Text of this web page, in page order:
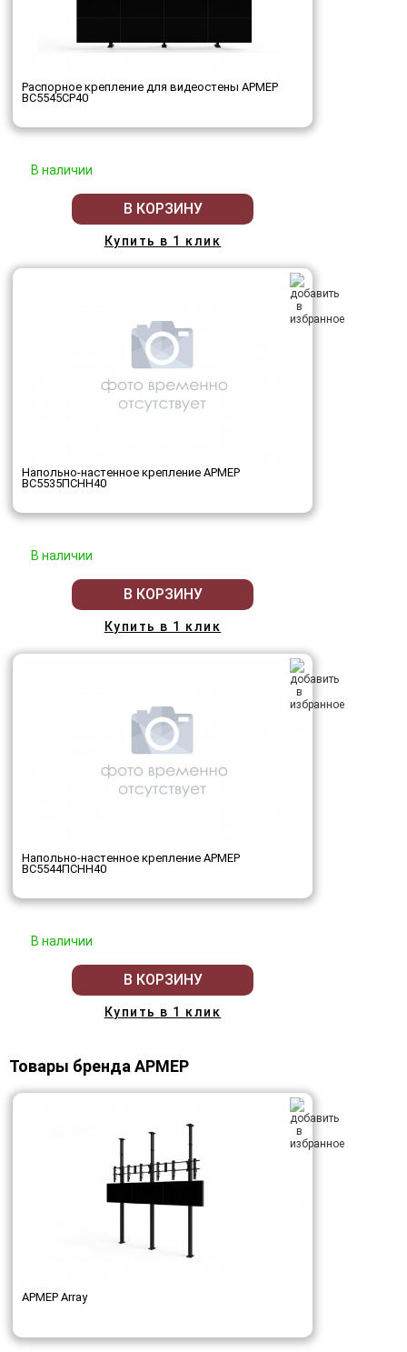
Распорное крепление для видеостены АРМЕР
ВС5545СР40
В наличии
В КОРЗИНУ
Купить в 1 клик
Напольно-настенное крепление АРМЕР
ВС5535ПСНН40
В наличии
В КОРЗИНУ
Купить в 1 клик
Напольно-настенное крепление АРМЕР
ВС5544ПСНН40
В наличии
В КОРЗИНУ
Купить в 1 клик
Товары бренда АРМЕР
АРМЕР Array